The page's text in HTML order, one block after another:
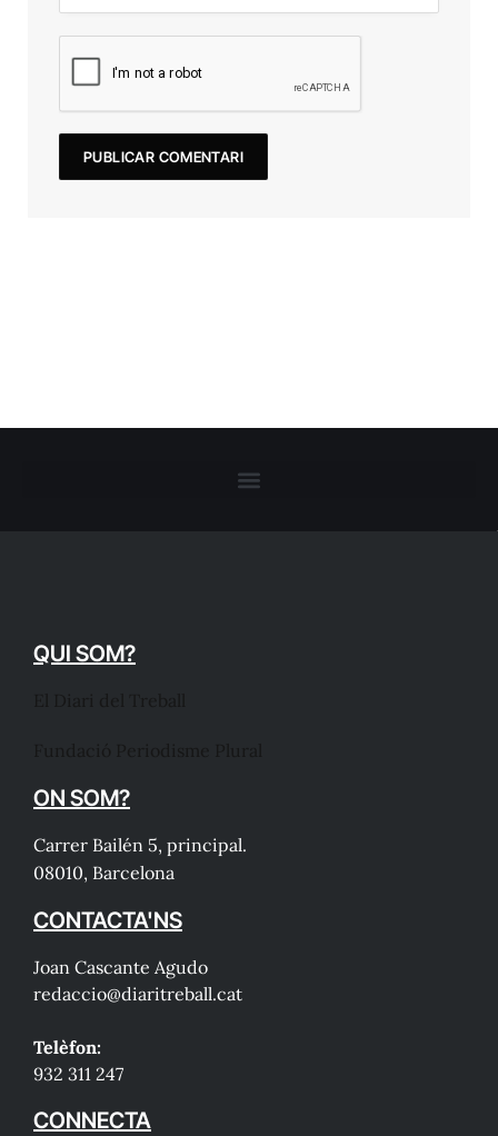
QUI SOM?
ON SOM?
Carrer Bailén 5, principal.
08010, Barcelona
CONTACTA'NS
Joan Cascante Agudo
redaccio@diaritreball.cat
Telèfon:
932 311 247
CONNECTA